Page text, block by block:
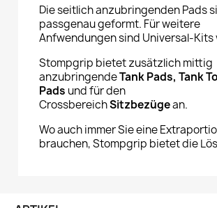
Die seitlich anzubringenden Pads
passgenau geformt. Für weitere
Anfwendungen sind Universal-Kits
Stompgrip bietet zusätzlich mittig
anzubringendeTank Pads, Tank
Pads und für den
CrossbereichSitzbezügean.
Wo auch immer Sie eine
brauchen, Stompgrip bietet die